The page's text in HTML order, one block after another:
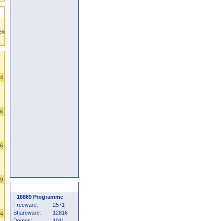
16869 Programme
Freeware:
2571
Shareware:
12816